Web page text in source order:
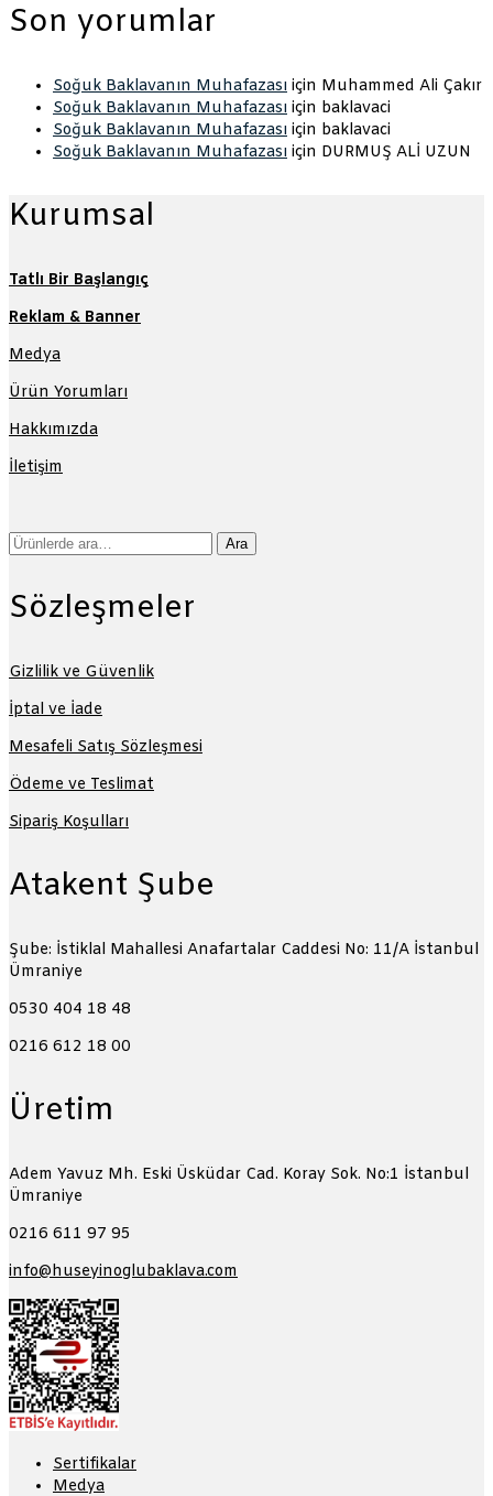
Son yorumlar
Soğuk Baklavanın Muhafazası için Muhammed Ali Çakır
Soğuk Baklavanın Muhafazası için baklavaci
Soğuk Baklavanın Muhafazası için baklavaci
Soğuk Baklavanın Muhafazası için DURMUŞ ALİ UZUN
Kurumsal
Tatlı Bir Başlangıç
Reklam & Banner
Medya
Ürün Yorumları
Hakkımızda
İletişim
Ara: Ara
Sözleşmeler
Gizlilik ve Güvenlik
İptal ve İade
Mesafeli Satış Sözleşmesi
Ödeme ve Teslimat
Sipariş Koşulları
Atakent Şube
Şube: İstiklal Mahallesi Anafartalar Caddesi No: 11/A İstanbul
Ümraniye
0530 404 18 48
0216 612 18 00
Üretim
Adem Yavuz Mh. Eski Üsküdar Cad. Koray Sok. No:1 İstanbul
Ümraniye
0216 611 97 95
info@huseyinoglubaklava.com
Sertifikalar
Medya